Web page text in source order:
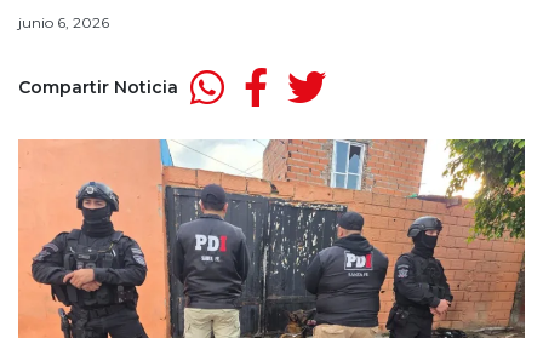
junio 6, 2026
Compartir Noticia